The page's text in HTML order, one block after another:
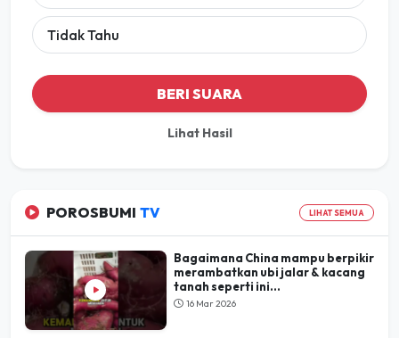
Tidak Tahu
BERI SUARA
Lihat Hasil
POROSBUMI TV LIHAT SEMUA
Bagaimana China mampu berpikir
merambatkan ubi jalar & kacang
tanah seperti ini...
16 Mar 2026